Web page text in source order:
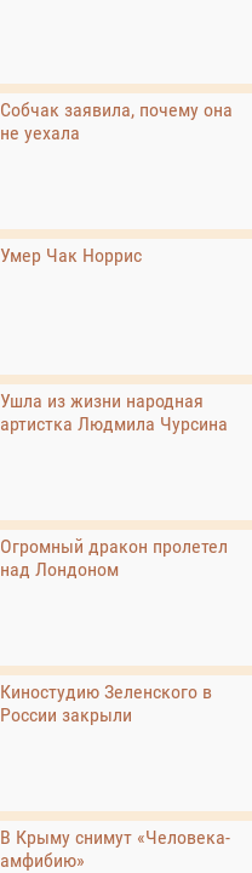
Собчак заявила, почему она
не уехала
Умер Чак Норрис
Ушла из жизни народная
артистка Людмила Чурсина
Огромный дракон пролетел
над Лондоном
Киностудию Зеленского в
России закрыли
В Крыму снимут «Человека-
амфибию»